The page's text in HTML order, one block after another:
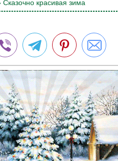
Сказочно красивая зима